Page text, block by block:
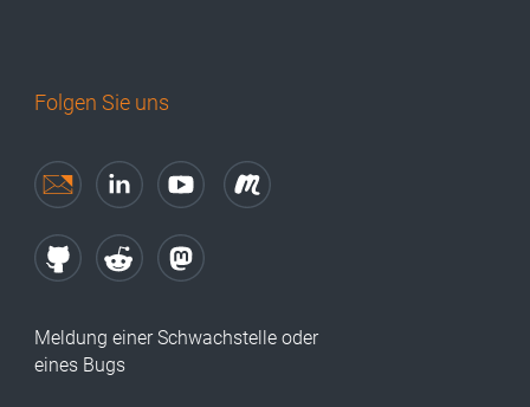
Folgen Sie uns
Meldung einer Schwachstelle oder
eines Bugs